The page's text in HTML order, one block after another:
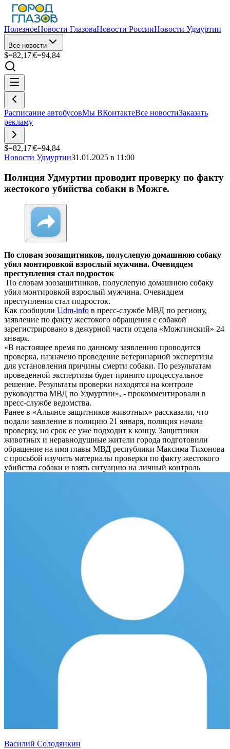
ПолезноеНовости ГлазоваНовости РоссииНовости Удмуртии
Все новости
$=82,17|€=94,84
Расписание автобусовМы ВКонтактеВсе новостиЗаказать
рекламу
$=82,17|€=94,84
Новости Удмуртии31.01.2025 в 11:00
Полиция Удмуртии проводит проверку по факту
жестокого убийства собаки в Можге.
По словам зоозащитников, полуслепую домашнюю собаку
убил монтировкой взрослый мужчина. Очевидцем
преступления стал подросток
По словам зоозащитников, полуслепую домашнюю собаку
убил монтировкой взрослый мужчина. Очевидцем
преступления стал подросток.
Как сообщили Udm-info в пресс-службе МВД по региону,
заявление по факту жестокого обращения с собакой
зарегистрировано в дежурной части отдела «Можгинский» 24
января.
«В настоящее время по данному заявлению проводится
проверка, назначено проведение ветеринарной экспертизы
для установления причины смерти собаки. По результатам
проведенной экспертизы будет принято процессуальное
решение. Результаты проверки находятся на контроле
руководства МВД по Удмуртии», - прокомментировали в
пресс-службе ведомства.
Ранее в «Альянсе защитников животных» рассказали, что
подали заявление в полицию 21 января, полиция начала
проверку, но срок ее уже подходит к концу. Защитники
животных и неравнодушные жители города подготовили
обращение на имя главы МВД республики Максима Тихонова
с просьбой изучить материалы проверки по факту жестокого
убийства собаки и взять ситуацию на личный контроль
Василий Солодянкин